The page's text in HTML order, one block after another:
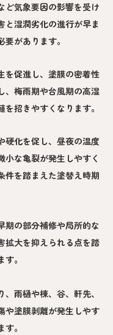
ど気象要因の影響を受け
と湿潤劣化の進行が早ま
があります。
を促進し、塗膜の密着性
、梅雨期や台風期の高湿
招きやすくなります。
硬化を促し、昼夜の温度
な亀裂が発生しやすく
件を踏まえた塗替え時期
期の部分補修や局所的な
拡大を抑えられる点を踏
。
雨樋や棟、谷、軒先、
や塗膜剥離が発生しやす
。